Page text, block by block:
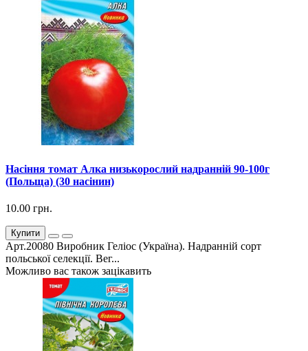
Насіння томат Алка низькорослий надранній 90-100г
(Польща) (30 насінин)
10.00 грн.
Купити
Арт.20080 Виробник Геліос (Україна). Надранній сорт
польської селекції. Вег...
Можливо вас також зацікавить